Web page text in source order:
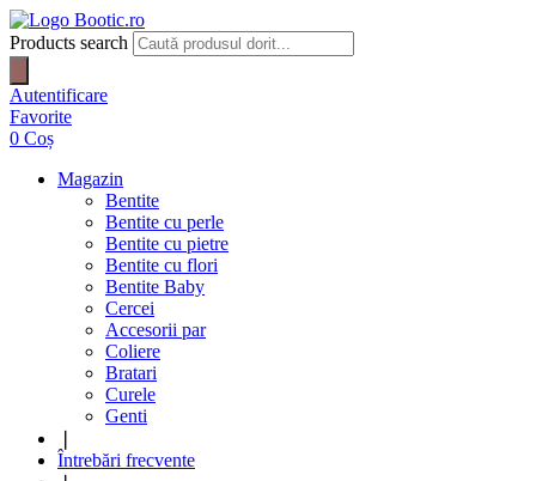
Products search
Autentificare
Favorite
0 Coș
Magazin
Bentite
Bentite cu perle
Bentite cu pietre
Bentite cu flori
Bentite Baby
Cercei
Accesorii par
Coliere
Bratari
Curele
Genti
Întrebări frecvente